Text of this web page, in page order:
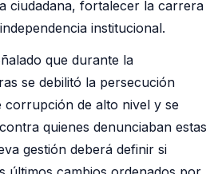
ciudadana, fortalecer la carrera
institucional.
que durante la
se debilitó la persecución
corrupción de alto nivel y se
quienes denunciaban estas
gestión deberá definir si